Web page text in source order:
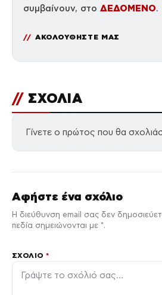
συμβαίνουν, στο ΔΕΔΟΜΕΝΟ.
ΑΚΟΛΟΥΘΗΣΤΕ ΜΑΣ
// ΣΧΟΛΙΑ
Γίνετε ο πρώτος που θα
Αφήστε ένα σχόλιο
Η διεύθυνση email σας δεν
πεδία σημειώνονται με *.
ΣΧΌΛΙΟ*